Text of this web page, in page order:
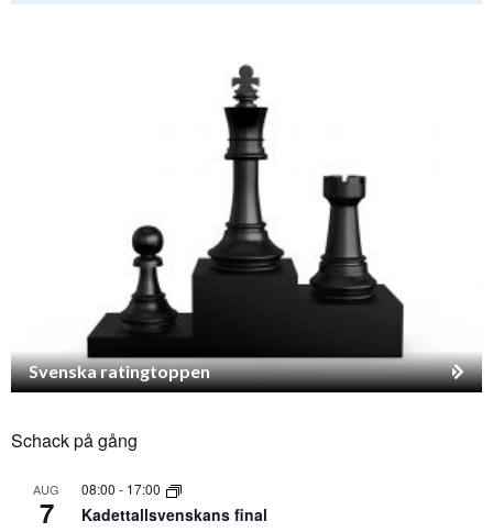
Svenska ratingtoppen
Schack på gång
AUG
7
08:00 - 17:00
Kadettallsvenskans final